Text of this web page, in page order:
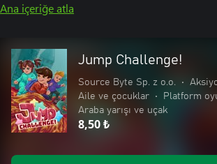
Ana içeriğe atla
Jump Challenge!
Source Byte Sp. z o.o. •
Aile ve çocuklar
• Platform
Araba yarışı ve uçak
8,50 ₺